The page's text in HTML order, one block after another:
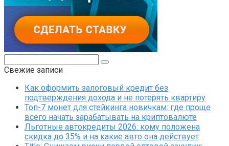
Свежие записи
Как оформить залоговый кредит без
подтверждения дохода и не потерять квартиру
Топ-7 монет для стейкинга новичкам: где проще
всего начать зарабатывать на криптовалюте
Льготные автокредиты 2026: кому положена
скидка до 35% и на какие авто она действует